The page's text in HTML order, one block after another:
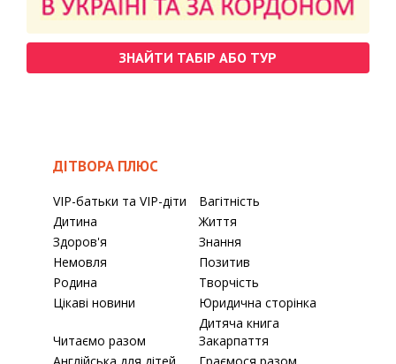
ЗНАЙТИ ТАБІР АБО ТУР
ДІТВОРА ПЛЮС
VIP-батьки та VIP-діти
Вагітність
Дитина
Життя
Здоров'я
Знання
Немовля
Позитив
Родина
Творчість
Цікаві новини
Юридична сторінка
Читаємо разом
Дитяча книга
Закарпаття